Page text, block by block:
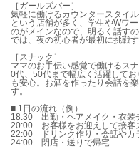
［ガールズバー］
気軽に働けるカウンタースタイ
という店舗が多く、学生やWワ
のがメインなので、明るく話す
では、夜の初心者が最初に挑戦
［スナック］
ママのお手伝い感覚で働けるス
0代、50代まで幅広く活躍して
も安心。お酒を作ったり会話を
す。
■ 1日の流れ（例）
18:30 出勤・ヘアメイク・衣装
20:00 お客様をお迎えして接客
22:00 ドリンク作り・会話やカ
24:00 閉店・送りで帰宅